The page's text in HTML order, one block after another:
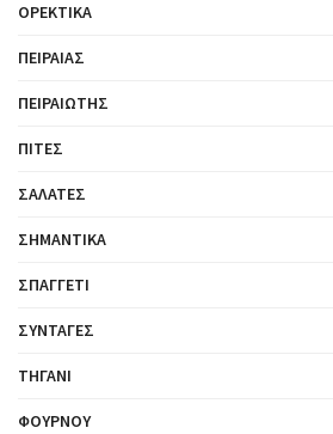
ΟΡΕΚΤΙΚΆ
ΠΕΙΡΑΙΆΣ
ΠΕΙΡΑΙΏΤΗΣ
ΠΊΤΕΣ
ΣΑΛΆΤΕΣ
ΣΗΜΑΝΤΙΚΆ
ΣΠΑΓΓΈΤΙ
ΣΥΝΤΑΓΈΣ
ΤΗΓΆΝΙ
ΦΟΎΡΝΟΥ